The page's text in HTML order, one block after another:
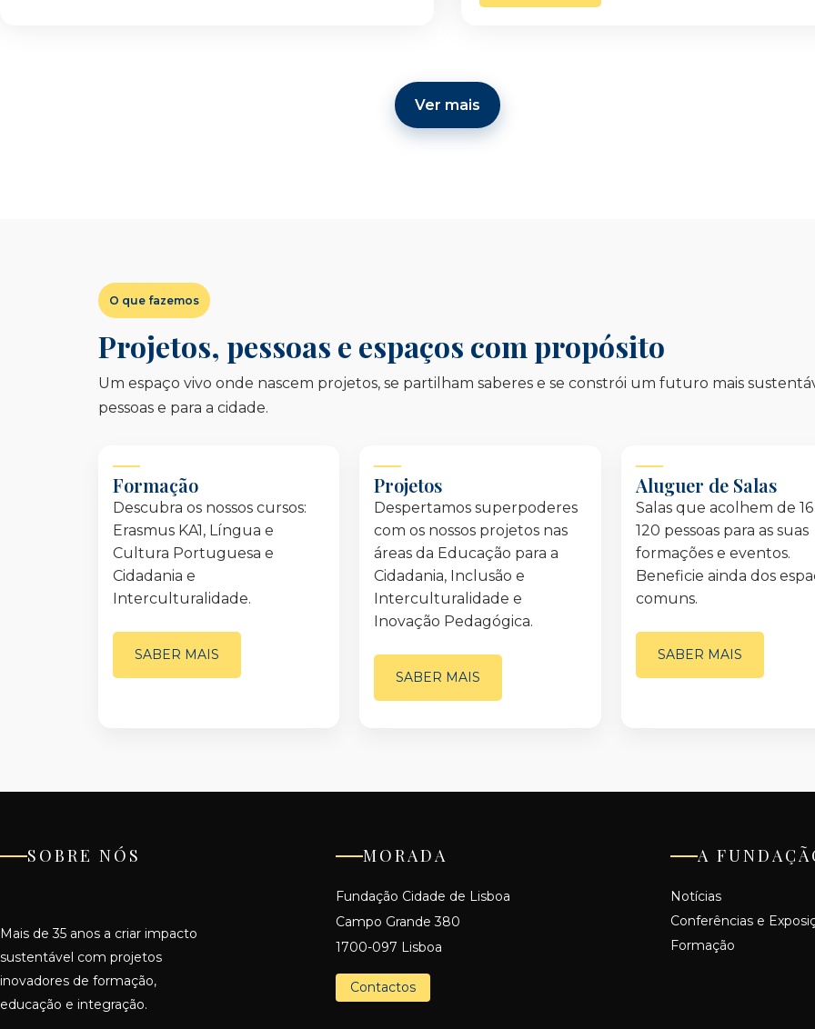
Ver mais
O que fazemos
Projetos, pessoas e espaços com propósito
Um espaço vivo onde nascem projetos, se partilham saberes e se constrói um futuro mais
pessoas e para a cidade.
Formação
Descubra os nossos cursos:
Erasmus KA1, Língua e
Cultura Portuguesa e
Cidadania e
Interculturalidade.
SABER MAIS
Projetos
Despertamos superpoderes
com os nossos projetos nas
áreas da Educação para a
Cidadania, Inclusão e
Interculturalidade e
Inovação Pedagógica.
SABER MAIS
Aluguer de Salas
Salas que acolhem de 16
120 pessoas para as suas
formações e eventos.
Beneficie ainda dos
comuns.
SABER MAIS
SOBRE NÓS
Mais de 35 anos a criar impacto
sustentável com projetos
inovadores de formação,
educação e integração.
MORADA
Fundação Cidade de Lisboa
Campo Grande 380
1700-097 Lisboa
Contactos
A
Notícias
Conferências e
Formação